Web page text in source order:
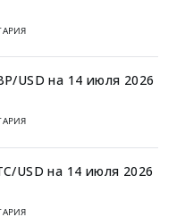
USD на 14 июля 2026
USD на 14 июля 2026